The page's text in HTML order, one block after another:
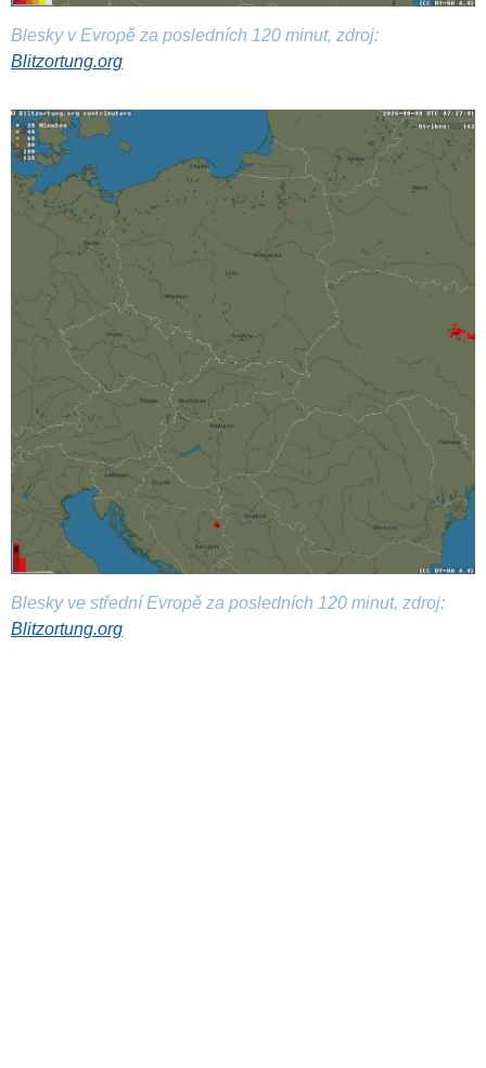
Blesky v Evropě za posledních 120 minut, zdroj:
Blitzortung.org
Blesky ve střední Evropě za posledních 120 minut, zdroj:
Blitzortung.org